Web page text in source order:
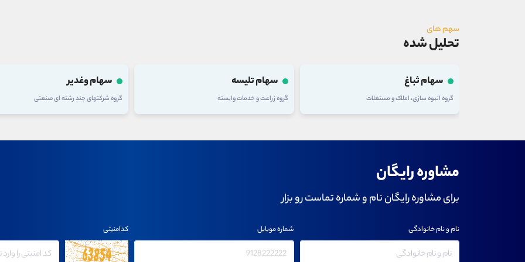
سهم های
تحلیل شده
سهام تلیسه
گروه زراعت و خدمات وابسته
سهام وغدیر
گروه شرکتهای چند رشته ای صنعتی
سهام فولاد
گروه فلزات اساسی
مشاوره رایگان
برای مشاوره رایگان نام و شماره تماست رو بزار
نام و نام خانوادگی شماره موبایل کدامنیتی